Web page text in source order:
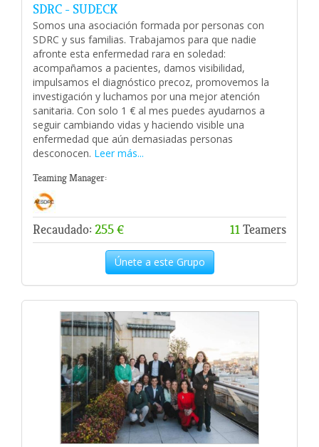
SDRC - SUDECK
Somos una asociación formada por personas con
SDRC y sus familias. Trabajamos para que nadie
afronte esta enfermedad rara en soledad:
acompañamos a pacientes, damos visibilidad,
impulsamos el diagnóstico precoz, promovemos la
investigación y luchamos por una mejor atención
sanitaria. Con solo 1 € al mes puedes ayudarnos a
seguir cambiando vidas y haciendo visible una
enfermedad que aún demasiadas personas
desconocen. Leer más...
Teaming Manager:
Recaudado: 255 € 11Teamers
Únete a este Grupo